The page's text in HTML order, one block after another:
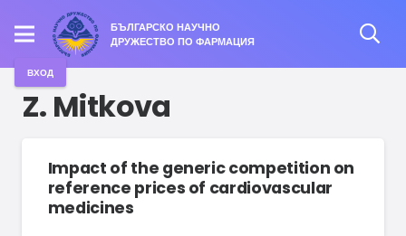
БЪЛГАРСКО НАУЧНО
ДРУЖЕСТВО ПО ФАРМАЦИЯ
ВХОД
Z. Mitkova
Impact of the generic competition on
reference prices of cardiovascular
medicines